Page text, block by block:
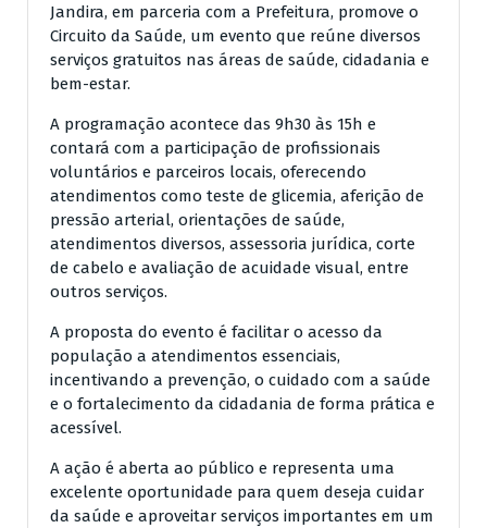
Jandira, em parceria com a Prefeitura, promove o
Circuito da Saúde, um evento que reúne diversos
serviços gratuitos nas áreas de saúde, cidadania e
bem-estar.
A programação acontece das 9h30 às 15h e
contará com a participação de profissionais
voluntários e parceiros locais, oferecendo
atendimentos como teste de glicemia, aferição de
pressão arterial, orientações de saúde,
atendimentos diversos, assessoria jurídica, corte
de cabelo e avaliação de acuidade visual, entre
outros serviços.
A proposta do evento é facilitar o acesso da
população a atendimentos essenciais,
incentivando a prevenção, o cuidado com a saúde
e o fortalecimento da cidadania de forma prática e
acessível.
A ação é aberta ao público e representa uma
excelente oportunidade para quem deseja cuidar
da saúde e aproveitar serviços importantes em um